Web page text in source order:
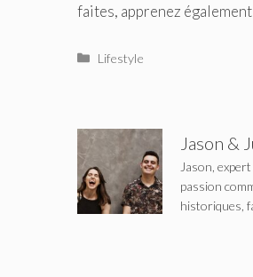
faites, apprenez
Catégories
Lifestyle
Jason &
Jason,
passion
historiques,